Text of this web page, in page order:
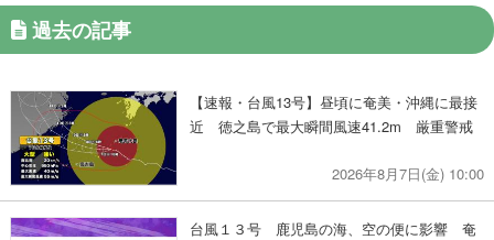
過去の記事
【速報・台風13号】昼頃に奄美・沖縄に最接
近 徳之島で最大瞬間風速41.2m 厳重警戒
2026年8月7日(金) 10:00
台風１３号 鹿児島の海、空の便に影響 奄